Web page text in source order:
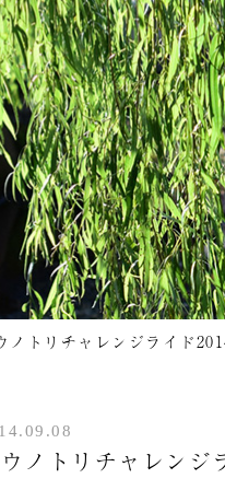
ノトリチャレンジライド
ノトリチャレンジ